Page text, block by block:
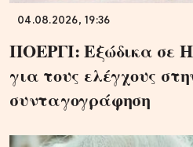
04.08.2026, 19:36
ΠΟΕΡΓΙ: Εξώδικα σε
για τους ελέγχους
συνταγογράφηση